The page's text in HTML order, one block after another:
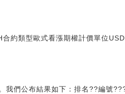
約類型歐式看漲期權計價單位
我們公布結果如下：排名??編號